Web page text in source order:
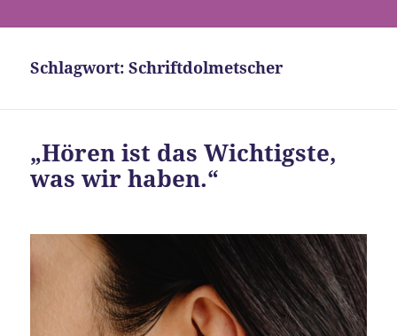
Schlagwort:Schriftdolmetscher
„Hören ist das Wichtigste,
was wir haben.“